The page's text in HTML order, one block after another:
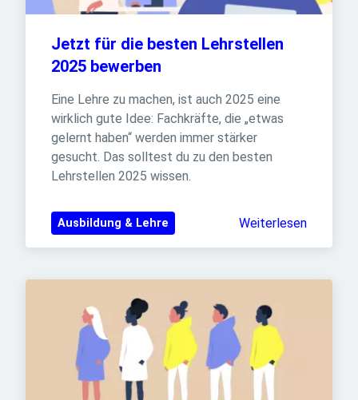
Jetzt für die besten Lehrstellen
2025 bewerben
Eine Lehre zu machen, ist auch 2025 eine
wirklich gute Idee: Fachkräfte, die „etwas
gelernt haben“ werden immer stärker
gesucht. Das solltest du zu den besten
Lehrstellen 2025 wissen.
Ausbildung & Lehre Weiterlesen